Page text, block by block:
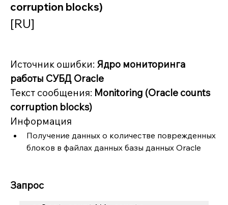
corruption blocks)
[RU]
Источник ошибки: Ядро мониторинга
работы СУБД Oracle
Текст сообщения: Monitoring (Oracle counts
corruption blocks)
Информация
Получение данных о количестве поврежденных
блоков в файлах данных базы данных Oracle
Запрос